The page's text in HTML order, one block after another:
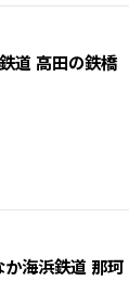
道 高田の鉄橋
海浜鉄道 那珂